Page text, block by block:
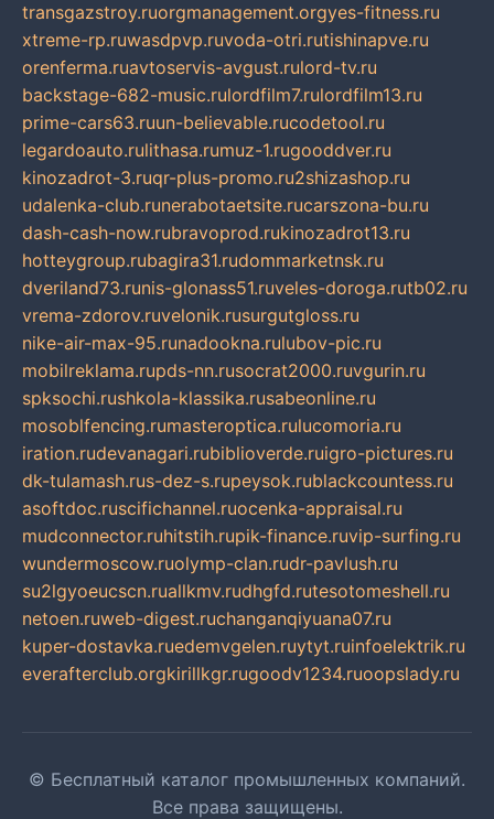
transgazstroy.ruorgmanagement.orgyes-fitness.ru
xtreme-rp.ruwasdpvp.ruvoda-otri.rutishinapve.ru
orenferma.ruavtoservis-avgust.rulord-tv.ru
backstage-682-music.rulordfilm7.rulordfilm13.ru
prime-cars63.ruun-believable.rucodetool.ru
legardoauto.rulithasa.rumuz-1.rugooddver.ru
kinozadrot-3.ruqr-plus-promo.ru2shizashop.ru
udalenka-club.runerabotaetsite.rucarszona-bu.ru
dash-cash-now.rubravoprod.rukinozadrot13.ru
hotteygroup.rubagira31.rudommarketnsk.ru
dveriland73.runis-glonass51.ruveles-doroga.rutb02.ru
vrema-zdorov.ruvelonik.rusurgutgloss.ru
nike-air-max-95.runadookna.rulubov-pic.ru
mobilreklama.rupds-nn.rusocrat2000.ruvgurin.ru
spksochi.rushkola-klassika.rusabeonline.ru
mosoblfencing.rumasteroptica.rulucomoria.ru
iration.rudevanagari.rubiblioverde.ruigro-pictures.ru
dk-tulamash.rus-dez-s.rupeysok.rublackcountess.ru
asoftdoc.ruscifichannel.ruocenka-appraisal.ru
mudconnector.ruhitstih.rupik-finance.ruvip-surfing.ru
wundermoscow.ruolymp-clan.rudr-pavlush.ru
su2lgyoeucscn.ruallkmv.rudhgfd.rutesotomeshell.ru
netoen.ruweb-digest.ruchanganqiyuana07.ru
kuper-dostavka.ruedemvgelen.ruytyt.ruinfoelektrik.ru
everafterclub.orgkirillkgr.rugoodv1234.ruoopslady.ru
© Бесплатный каталог промышленных компаний.
Все права защищены.